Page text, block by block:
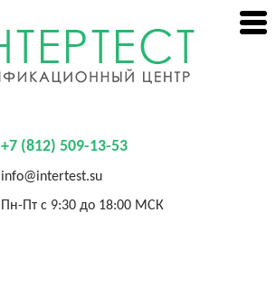
+7 (812) 509-13-53
info@intertest.su
Пн-Пт с 9:30 до 18:00 МСК